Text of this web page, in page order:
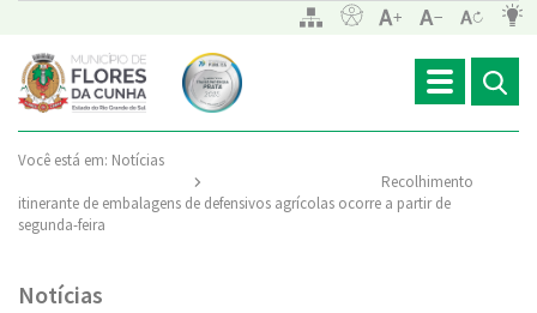
Toggle
navigation
Você está em: Notícias
Recolhimento
itinerante de embalagens de defensivos agrícolas ocorre a partir de
segunda-feira
Notícias